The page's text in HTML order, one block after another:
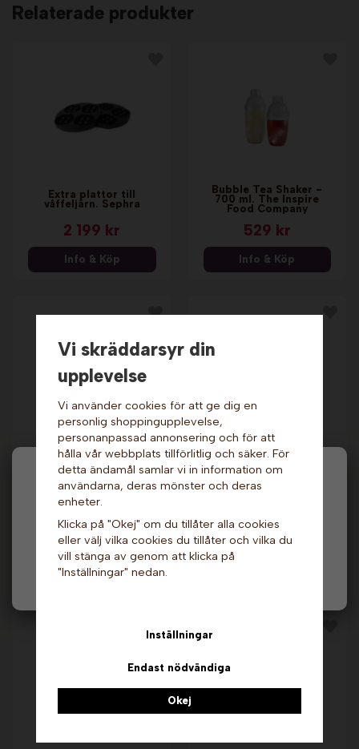
Hej och välkommen till Gottes!
Hos oss får alla handla men välj privatperson (inkl.
moms) eller företag (exkl. moms) för hur våra priser
ska visas.
Privat
Relaterade produkter
Extra plattor till
våffeljärn. Sephra
2 199 kr
Info & Köp
Bubble Tea Shaker -
700 ml. The Inspire
Food Company
529 kr
Info & Köp
Fruktsirap -
Jordgubb, 2 liter. The
Company
619 kr
Info & Köp
Choklad till
chokladfontän - Vit
Sephra
1 209 kr
Info & Köp
Andra köpte även
Vi skräddarsyr din
upplevelse
Vi använder cookies för att ge dig en
personlig shoppingupplevelse,
personanpassad annonsering och för att
hålla vår webbplats tillförlitlig och säker. För
detta ändamål samlar vi in information om
användarna, deras mönster och deras
enheter.
Klicka på "Okej" om du tillåter alla cookies
eller välj vilka cookies du tillåter och vilka du
vill stänga av genom att klicka på
"Inställningar" nedan.
Inställningar
Endast nödvändiga
Okej